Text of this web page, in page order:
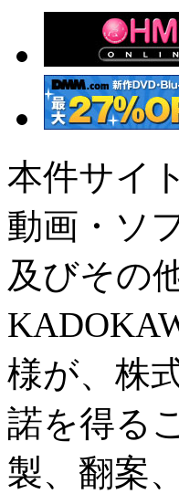
本件サイ
動画・ソ
及びその
様が、株
諾を得る
製、翻案